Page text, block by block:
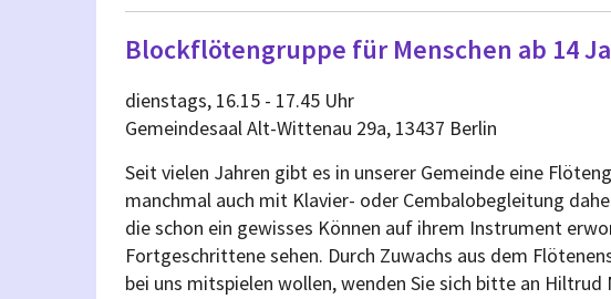
Blockflötengruppe für Menschen ab 14
dienstags, 16.15 - 17.45 Uhr
Gemeindesaal Alt-Wittenau 29a, 13437 Berlin
Seit vielen Jahren gibt es in unserer Gemeinde eine
manchmal auch mit Klavier- oder Cembalobegleitung
die schon ein gewisses Können auf ihrem Instrument
Fortgeschrittene sehen. Durch Zuwachs aus dem
bei uns mitspielen wollen, wenden Sie sich bitte an Hiltrud